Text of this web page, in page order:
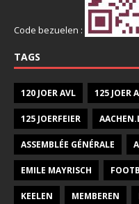
Code bezuelen :
TAGS
120 JOER AVL 125 JOER
125 JOERFEIER
ASSEMBLÉE GÉNÉRALE
EMILE MAYRISCH
KEELEN MEMBEREN